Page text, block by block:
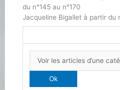
du n°145 au n°170
Jacqueline Bigallet à partir du